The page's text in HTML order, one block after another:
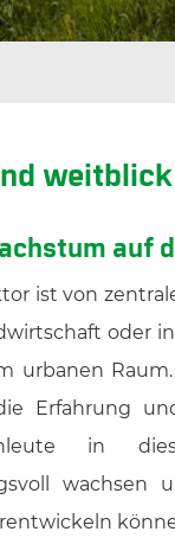
weitblick
auf
ist von
oder
urbanen
Erfahrung
in
wachsen